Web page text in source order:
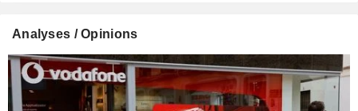
Analyses / Opinions